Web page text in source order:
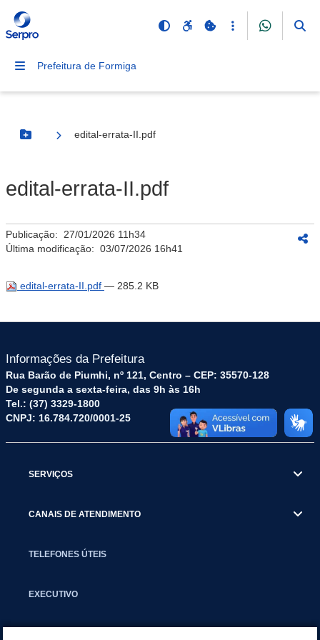
Prefeitura de Formiga
Botão Menu
edital-errata-II.pdf
edital-errata-II.pdf
Publicação: 27/01/2026 11h34
Última modificação: 03/07/2026 16h41
edital-errata-II.pdf — 285.2 KB
Informações da Prefeitura
Rua Barão de Piumhi, nº 121, Centro – CEP: 35570-128
De segunda a sexta-feira, das 9h às 16h
Tel.: (37) 3329-1800
CNPJ: 16.784.720/0001-25
SERVIÇOS
CANAIS DE ATENDIMENTO
TELEFONES ÚTEIS
EXECUTIVO